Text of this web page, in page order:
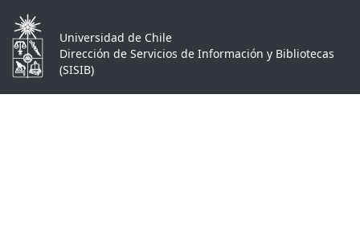
Universidad de Chile
Dirección de Servicios de Información y Bibliotecas
(SISIB)